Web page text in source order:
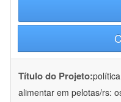
Título do Projeto:
alimentar em pelotas/rs: